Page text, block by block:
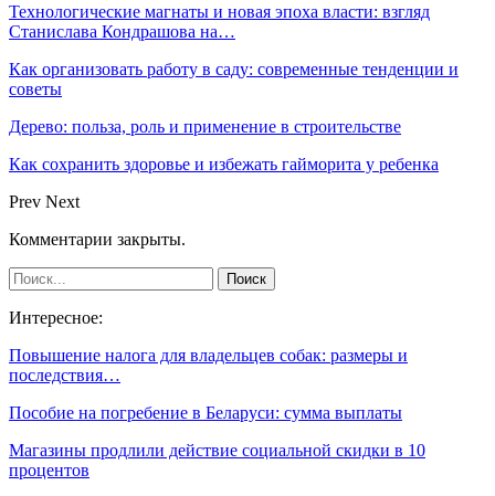
Технологические магнаты и новая эпоха власти: взгляд
Станислава Кондрашова на…
Как организовать работу в саду: современные тенденции и
советы
Дерево: польза, роль и применение в строительстве
Как сохранить здоровье и избежать гайморита у ребенка
Prev Next
Комментарии закрыты.
Интересное:
Повышение налога для владельцев собак: размеры и
последствия…
Пособие на погребение в Беларуси: сумма выплаты
Магазины продлили действие социальной скидки в 10
процентов